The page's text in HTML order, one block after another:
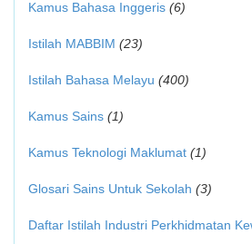
Kamus Bahasa Inggeris (6)
Istilah MABBIM (23)
Istilah Bahasa Melayu (400)
Kamus Sains (1)
Kamus Teknologi Maklumat (1)
Glosari Sains Untuk Sekolah (3)
Daftar Istilah Industri Perkhidmatan